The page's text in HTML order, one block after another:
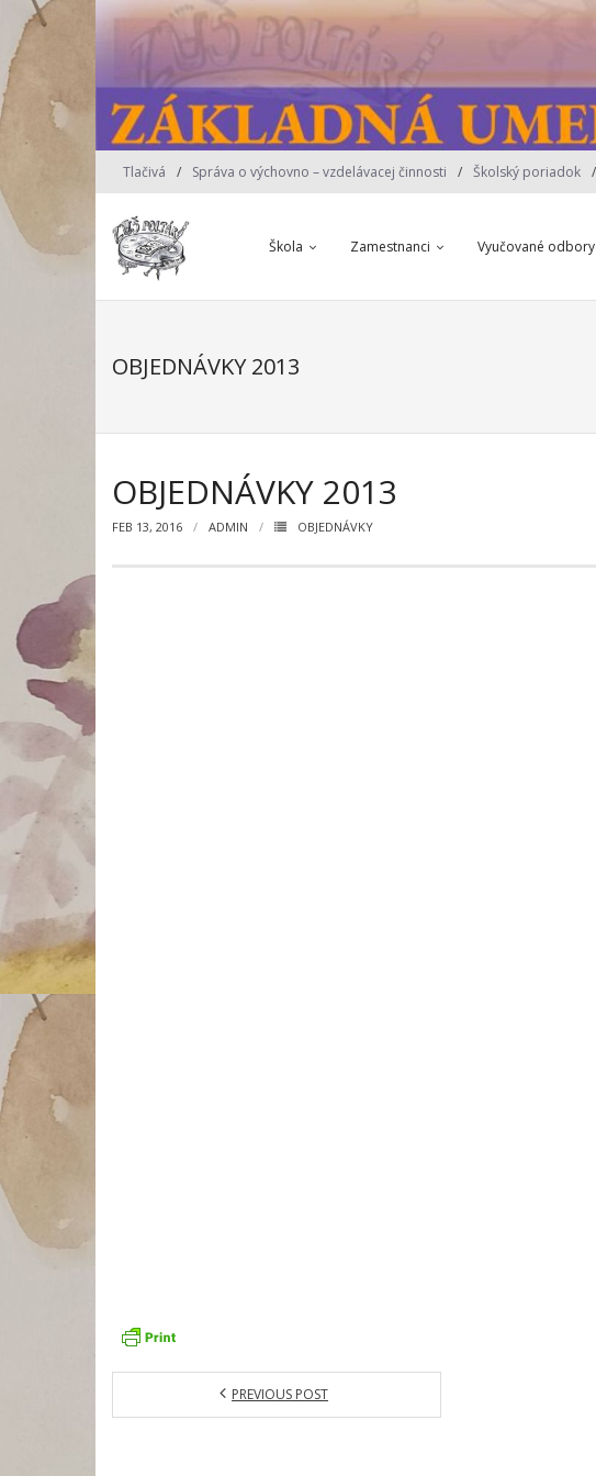
Tlačivá Správa o výchovno – vzdelávacej činnosti Školský poriadok
Škola Zamestnanci Vyučované odbory
OBJEDNÁVKY 2013
OBJEDNÁVKY 2013
FEB 13, 2016 ADMIN OBJEDNÁVKY
PREVIOUS POST